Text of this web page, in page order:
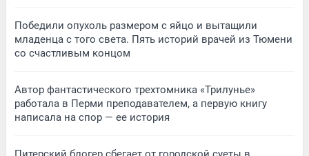
Победили опухоль размером с яйцо и вытащили
младенца с того света. Пять историй врачей из Тюмени
со счастливым концом
Автор фантастического трехтомника «Трилунье»
работала в Перми преподавателем, а первую книгу
написала на спор — ее история